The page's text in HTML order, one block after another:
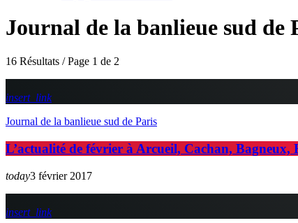
Journal de la banlieue sud de
16 Résultats / Page 1 de 2
insert_link
Journal de la banlieue sud de Paris
L’actualité de février à Arcueil, Cachan, Bagneux,
today3 février 2017
insert_link